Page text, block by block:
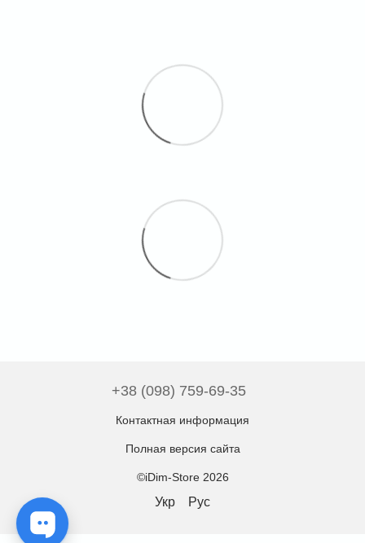
+38 (098) 759-69-35
Контактная информация
Полная версия сайта
©iDim-Store 2026
Укр Рус